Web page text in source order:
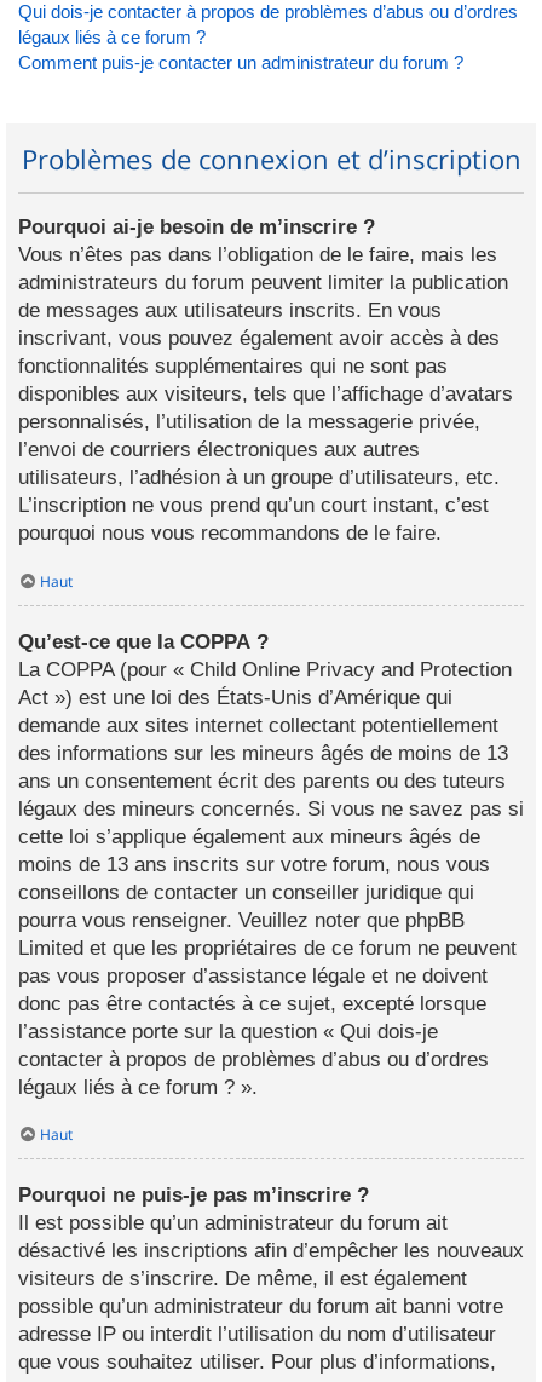
Qui dois-je contacter à propos de problèmes d’abus ou d’ordres
légaux liés à ce forum ?
Comment puis-je contacter un administrateur du forum ?
Problèmes de connexion et d’inscription
Pourquoi ai-je besoin de m’inscrire ?
Vous n’êtes pas dans l’obligation de le faire, mais les
administrateurs du forum peuvent limiter la publication
de messages aux utilisateurs inscrits. En vous
inscrivant, vous pouvez également avoir accès à des
fonctionnalités supplémentaires qui ne sont pas
disponibles aux visiteurs, tels que l’affichage d’avatars
personnalisés, l’utilisation de la messagerie privée,
l’envoi de courriers électroniques aux autres
utilisateurs, l’adhésion à un groupe d’utilisateurs, etc.
L’inscription ne vous prend qu’un court instant, c’est
pourquoi nous vous recommandons de le faire.
Haut
Qu’est-ce que la COPPA ?
La COPPA (pour « Child Online Privacy and Protection
Act ») est une loi des États-Unis d’Amérique qui
demande aux sites internet collectant potentiellement
des informations sur les mineurs âgés de moins de 13
ans un consentement écrit des parents ou des tuteurs
légaux des mineurs concernés. Si vous ne savez pas si
cette loi s’applique également aux mineurs âgés de
moins de 13 ans inscrits sur votre forum, nous vous
conseillons de contacter un conseiller juridique qui
pourra vous renseigner. Veuillez noter que phpBB
Limited et que les propriétaires de ce forum ne peuvent
pas vous proposer d’assistance légale et ne doivent
donc pas être contactés à ce sujet, excepté lorsque
l’assistance porte sur la question « Qui dois-je
contacter à propos de problèmes d’abus ou d’ordres
légaux liés à ce forum ? ».
Haut
Pourquoi ne puis-je pas m’inscrire ?
Il est possible qu’un administrateur du forum ait
désactivé les inscriptions afin d’empêcher les nouveaux
visiteurs de s’inscrire. De même, il est également
possible qu’un administrateur du forum ait banni votre
adresse IP ou interdit l’utilisation du nom d’utilisateur
que vous souhaitez utiliser. Pour plus d’informations,